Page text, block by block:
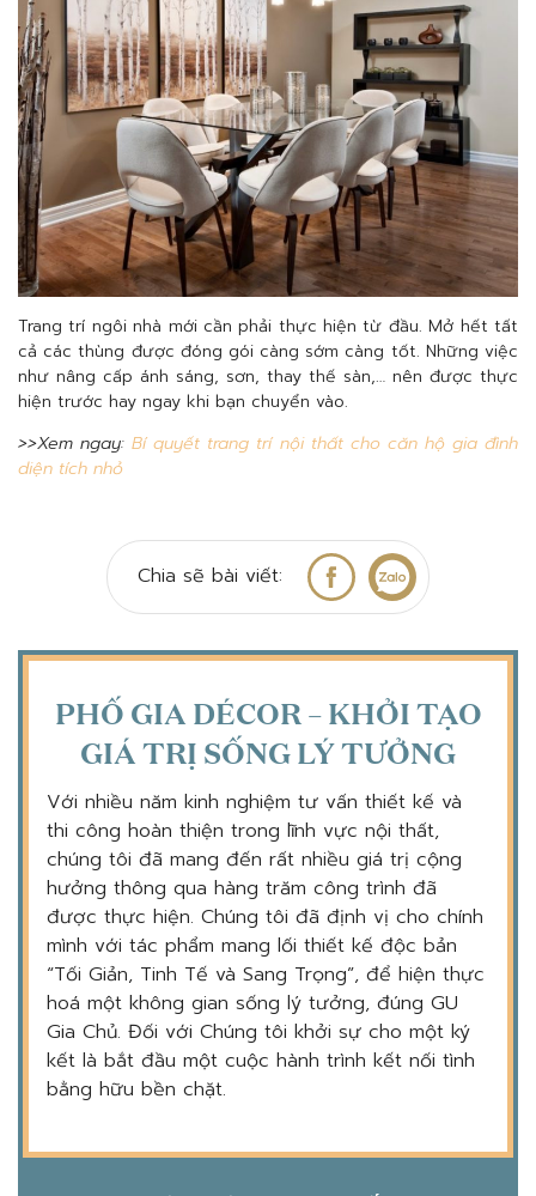
Trang trí ngôi nhà mới cần phải thực hiện từ đầu. Mở hết tất
cả các thùng được đóng gói càng sớm càng tốt. Những việc
như nâng cấp ánh sáng, sơn, thay thế sàn,… nên được thực
hiện trước hay ngay khi bạn chuyển vào.
>>Xem ngay:Bí quyết trang trí nội thất cho căn hộ gia đình
diện tích nhỏ
Chia sẽ bài viết:
PHỐ GIA DÉCOR – KHỞI TẠO
GIÁ TRỊ SỐNG LÝ TƯỞNG
Với nhiều năm kinh nghiệm tư vấn thiết kế và
thi công hoàn thiện trong lĩnh vực nội thất,
chúng tôi đã mang đến rất nhiều giá trị cộng
hưởng thông qua hàng trăm công trình đã
được thực hiện. Chúng tôi đã định vị cho chính
mình với tác phẩm mang lối thiết kế độc bản
“Tối Giản, Tinh Tế và Sang Trọng”, để hiện thực
hoá một không gian sống lý tưởng, đúng GU
Gia Chủ. Đối với Chúng tôi khởi sự cho một ký
kết là bắt đầu một cuộc hành trình kết nối tình
bằng hữu bền chặt.